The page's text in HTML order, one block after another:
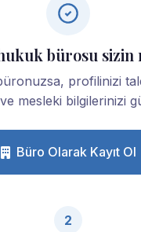
bürosu sizin
profilinizi
mesleki bilgilerinizi
Büro Olarak Kayıt Ol
2